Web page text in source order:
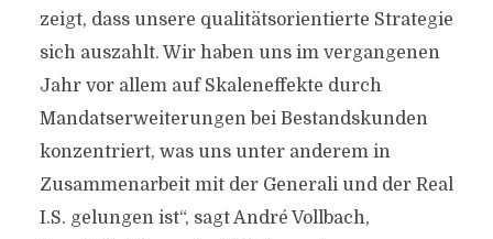
zeigt, dass unsere qualitätsorientierte Strategie
sich auszahlt. Wir haben uns im vergangenen
Jahr vor allem auf Skaleneffekte durch
Mandatserweiterungen bei Bestandskunden
konzentriert, was uns unter anderem in
Zusammenarbeit mit der Generali und der Real
I.S. gelungen ist“, sagt André Vollbach,